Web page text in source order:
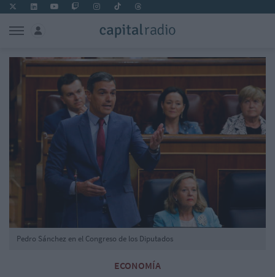
ECONOMÍA
Pedro Sánchez en el Congreso de los Diputados